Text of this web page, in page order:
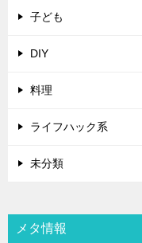
子ども
DIY
料理
ライフハック系
未分類
メタ情報